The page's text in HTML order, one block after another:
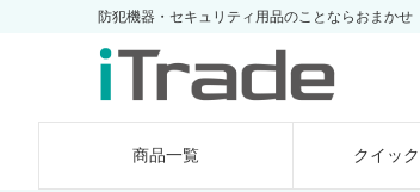
防犯機器・セキュリティ用品のことならおまかせ
商品一覧 クイック